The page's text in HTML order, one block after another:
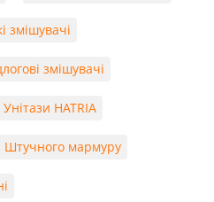
змішувачі
змішувачі
Унітази HATRIA
Штучного мармуру